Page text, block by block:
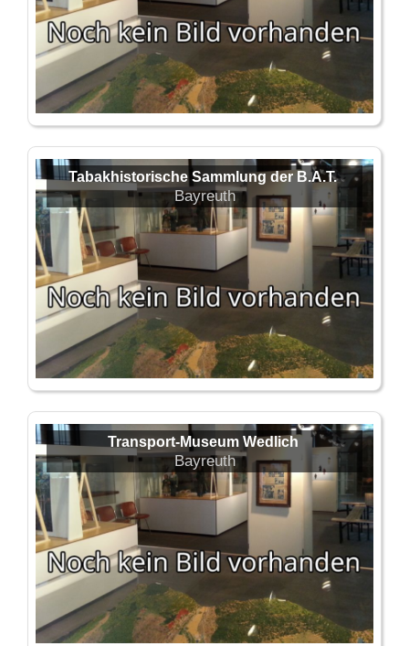
Tabakhistorische Sammlung der B.A.T.
Bayreuth
Transport-Museum Wedlich
Bayreuth